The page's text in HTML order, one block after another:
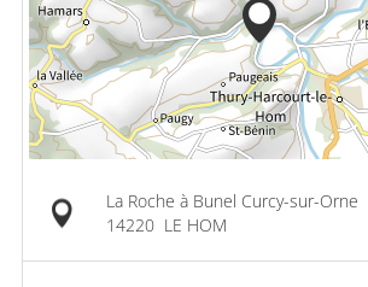
La Roche à Bunel Curcy-sur-Orne
14220 LE HOM